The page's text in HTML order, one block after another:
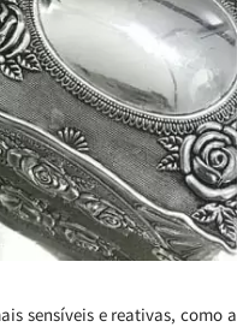
sensíveis e reativas, como a